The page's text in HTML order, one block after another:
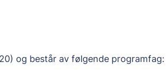
og består av følgende programfag: